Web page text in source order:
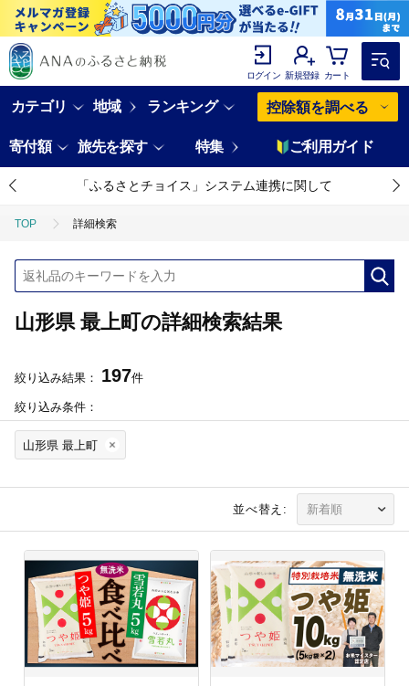
ログイン 新規登録 カート
カテゴリ 地域 ランキング 控除額を調べる
寄付額 旅先を探す 特集 ご利用ガイド
「ふるさとチョイス」システム連携に関して
TOP 詳細検索
山形県 最上町の詳細検索結果
絞り込み結果： 197件
絞り込み条件：
山形県 最上町
並べ替え: